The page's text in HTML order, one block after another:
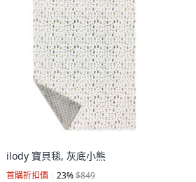
ilody 寶貝毯, 灰底小熊
首購折扣價 23%$849